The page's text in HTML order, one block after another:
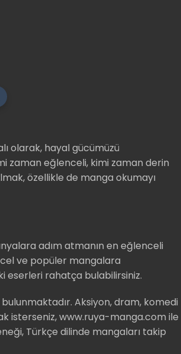
olarak, hayal gücümüzü
zaman eğlenceli, kimi zaman derin
özellikle de manga okumayı
adım atmanın en eğlenceli
ve popüler mangalara
eserleri rahatça bulabilirsiniz.
Aksiyon, dram, komedi
isterseniz, www.ruya-manga.com ile
Türkçe dilinde mangaları takip